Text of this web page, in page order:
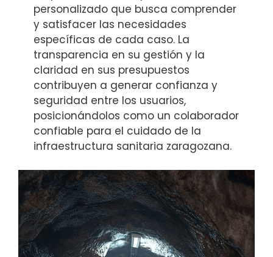
personalizado que busca comprender
y satisfacer las necesidades
específicas de cada caso. La
transparencia en su gestión y la
claridad en sus presupuestos
contribuyen a generar confianza y
seguridad entre los usuarios,
posicionándolos como un colaborador
confiable para el cuidado de la
infraestructura sanitaria zaragozana.